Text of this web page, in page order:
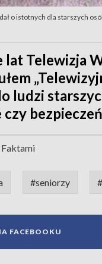
o istotnych dla starszych
lat Telewizja
ludzi
Faktami
#seniorzy
FACEBOOKU